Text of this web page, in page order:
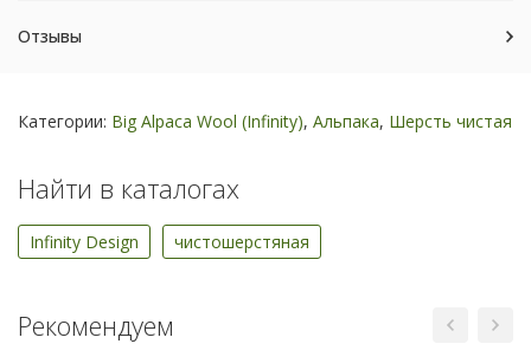
Отзывы
Категории: Big Alpaca Wool (Infinity), Альпака, Шерсть чистая
Найти в каталогах
Infinity Design чистошерстяная
Рекомендуем